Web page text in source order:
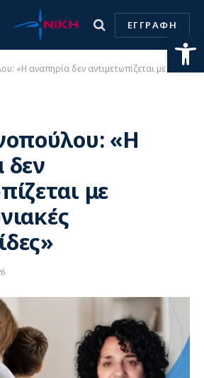
ΕΓΓΡΑΦΗ
δεν αντιμετωπίζεται με επικοινωνιακές φωτοβολίδες»
«Η
δεν
με